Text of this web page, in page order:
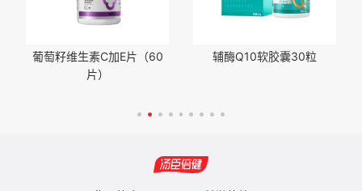
葡萄籽维生素C加E片（60
片）
辅酶Q10软胶囊30粒